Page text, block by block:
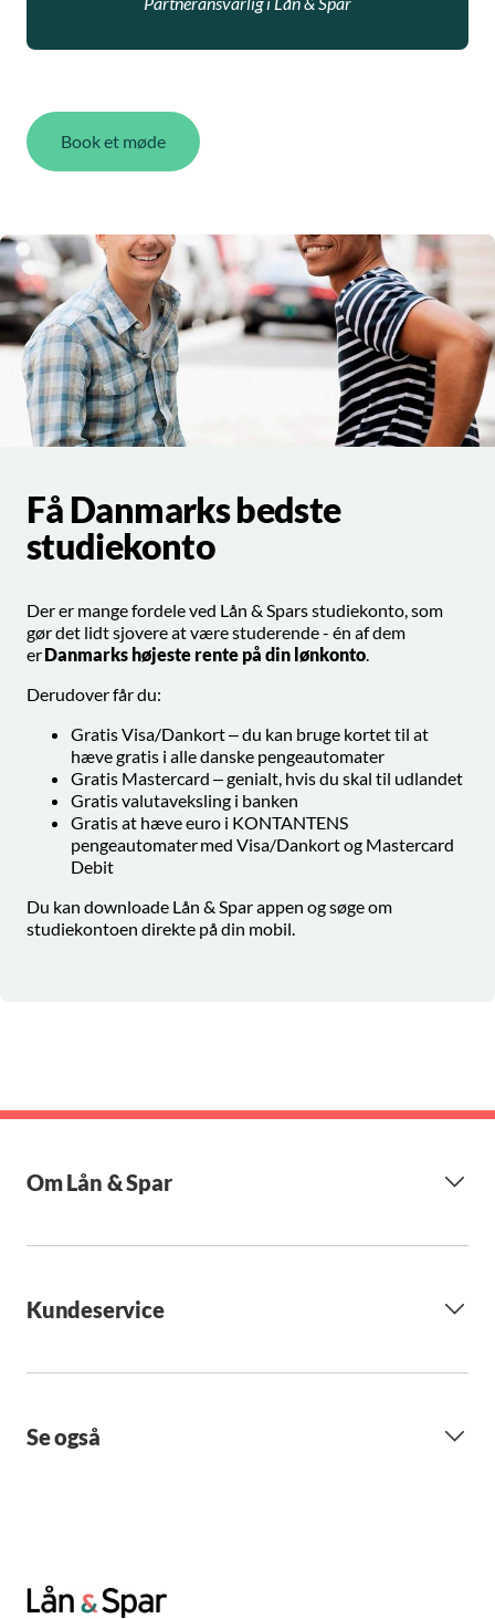
Book et møde
Få Danmarks bedste
studiekonto
Der er mange fordele ved Lån & Spars studiekonto, som
gør det lidt sjovere at være studerende - én af dem
erDanmarks højeste rente på din lønkonto
Derudover får du:
Gratis Visa/Dankort – du kan bruge kortet til at
hæve gratis i alle danske pengeautomater
Gratis Mastercard – genialt, hvis du skal til udlandet
Gratis valutaveksling i banken
Gratis at hæve euro i KONTANTENS
pengeautomater med Visa/Dankort og Mastercard
Debit
Du kan downloade Lån & Spar appen og søge om
studiekontoen direkte på din mobil.
Om Lån & Spar
Kundeservice
Se også